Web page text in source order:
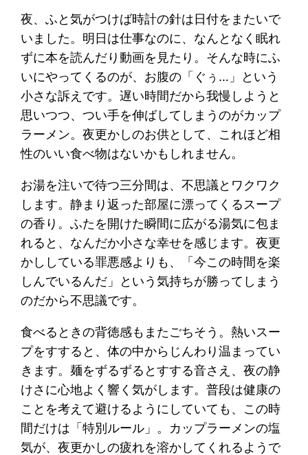
夜、ふと気がつけば時計の針は日付をまたいで
いました。明日は仕事なのに、なんとなく眠れ
ずに本を読んだり動画を見たり。そんな時にふ
いにやってくるのが、お腹の「ぐぅ…」という
小さな訴えです。遅い時間だから我慢しようと
思いつつ、つい手を伸ばしてしまうのがカップ
ラーメン。夜更かしのお供として、これほど相
性のいい食べ物はないかもしれません。
お湯を注いで待つ三分間は、不思議とワクワク
します。静まり返った部屋に漂ってくるスープ
の香り。ふたを開けた瞬間に広がる湯気に包ま
れると、なんだか小さな幸せを感じます。夜更
かししている罪悪感よりも、「今この時間を楽
しんでいるんだ」という気持ちが勝ってしまう
のだから不思議です。
食べるときの背徳感もまたごちそう。熱いスー
プをすすると、体の中からじんわり温まってい
きます。麺をずるずるとすする音さえ、夜の静
けさに心地よく響く気がします。普段は健康の
ことを考えて避けるようにしていても、この時
間だけは「特別ルール」。カップラーメンの塩
気が、夜更かしの疲れを溶かしてくれるようで